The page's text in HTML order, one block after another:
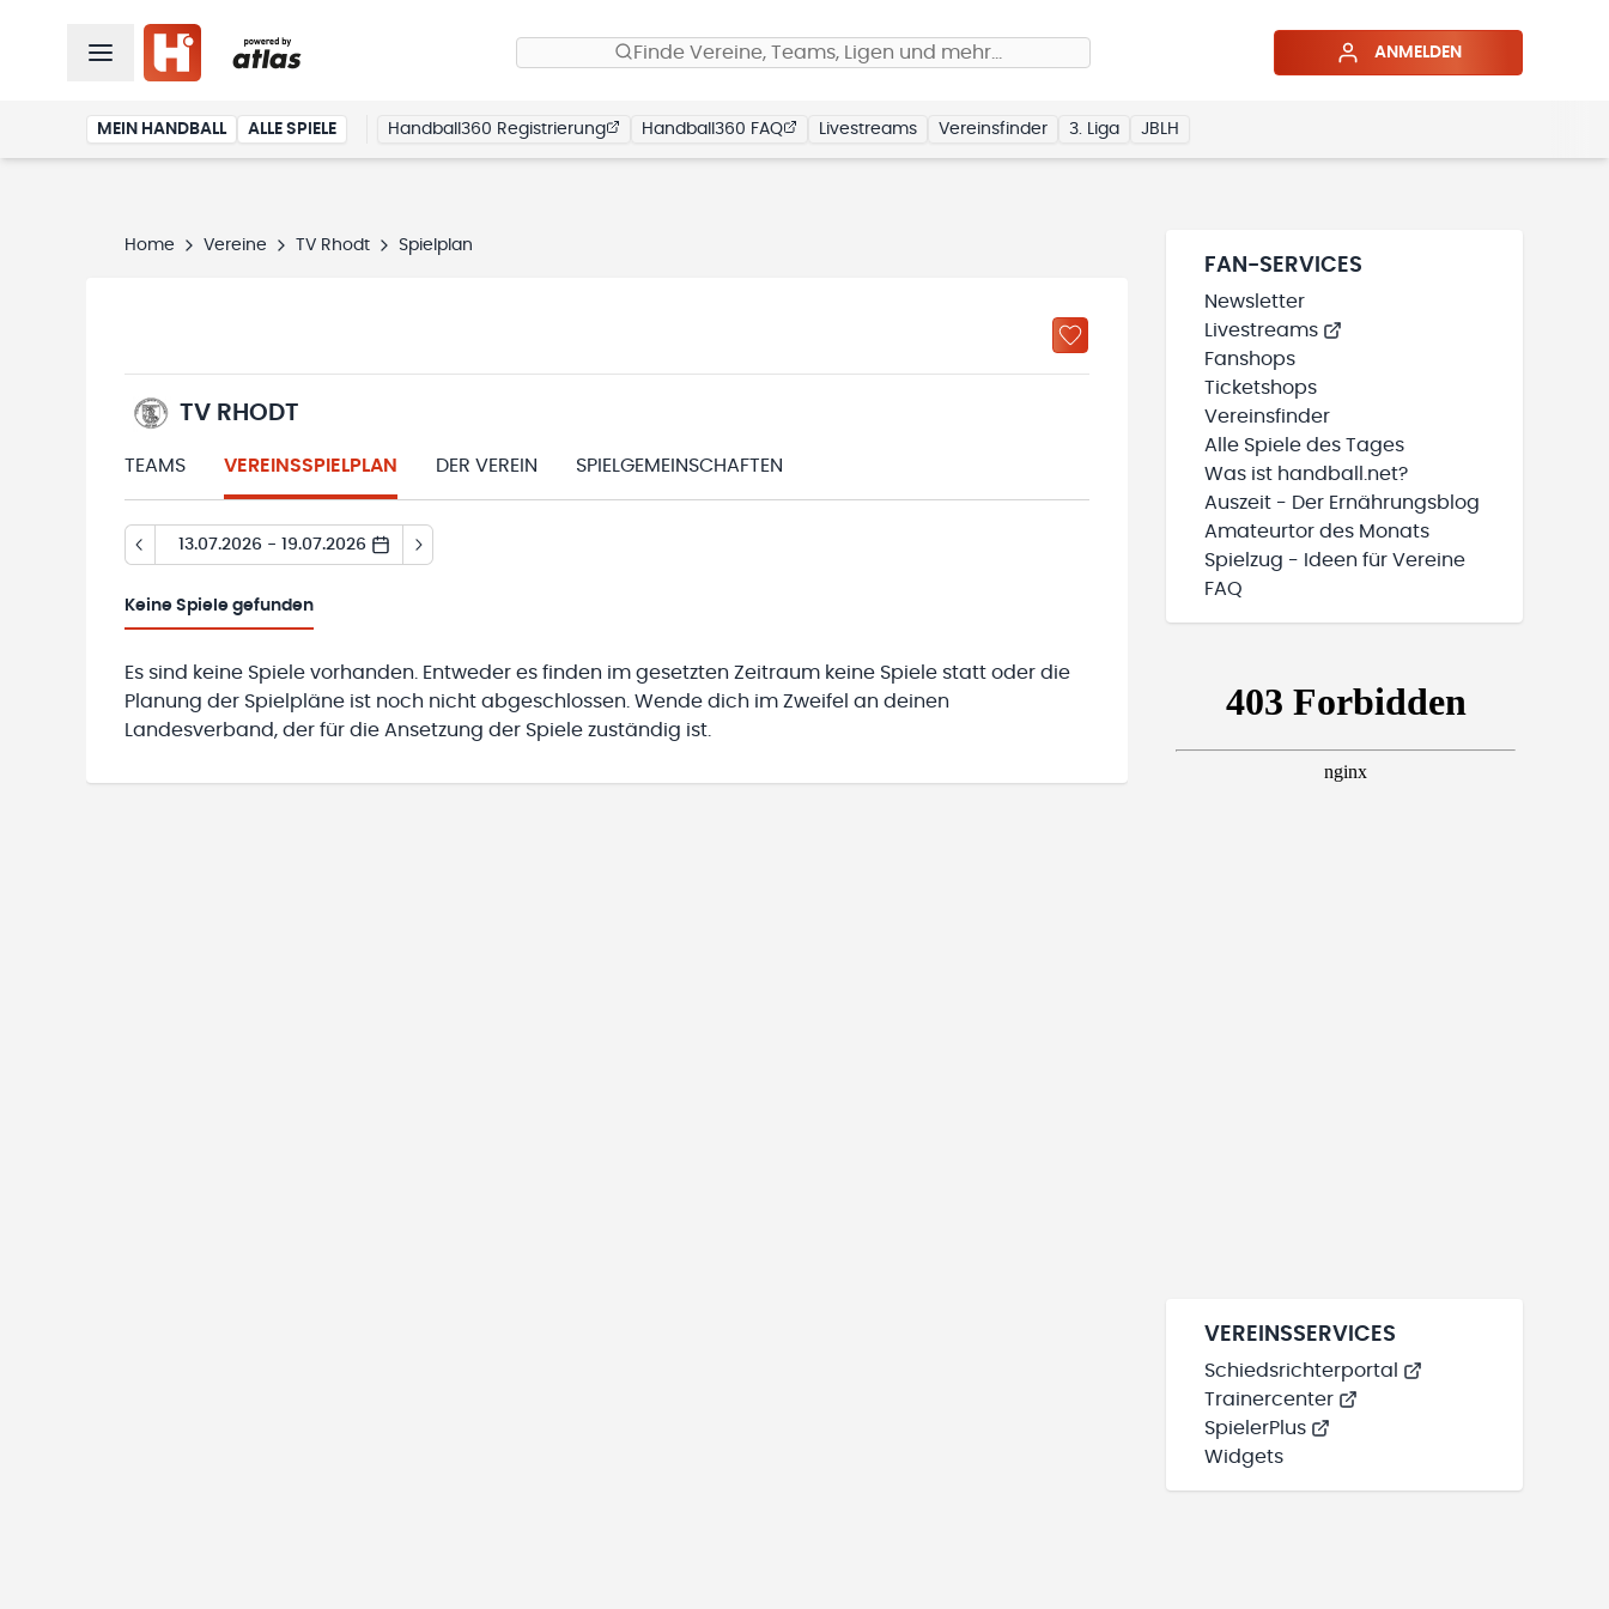
Finde Vereine, Teams, Ligen und mehr… ANMELDEN
MEIN HANDBALL ALLE SPIELE Handball360 Registrierung Handball360 FAQ Livestreams Vereinsfinder 3. Liga JBLH
Home Vereine TV Rhodt Spielplan
TV RHODT
TEAMS VEREINSSPIELPLAN DER VEREIN SPIELGEMEINSCHAFTEN
13.07.2026 - 19.07.2026
Keine Spiele gefunden
Es sind keine Spiele vorhanden. Entweder es finden im gesetzten Zeitraum keine Spiele statt oder die
Planung der Spielpläne ist noch nicht abgeschlossen. Wende dich im Zweifel an deinen
Landesverband, der für die Ansetzung der Spiele zuständig ist.
FAN-SERVICES
Newsletter
Livestreams
Fanshops
Ticketshops
Vereinsfinder
Alle Spiele des Tages
Was ist handball.net?
Auszeit - Der Ernährungsblog
Amateurtor des Monats
Spielzug - Ideen für Vereine
FAQ
VEREINSSERVICES
Schiedsrichterportal
Trainercenter
SpielerPlus
Widgets